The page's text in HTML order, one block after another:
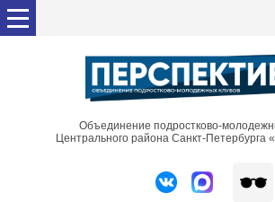
Объединение подростково-
Центрального района Санкт-Петербурга